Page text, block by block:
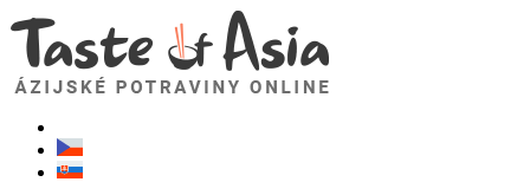
TasteOfAsia.sk
Neváhajte sa opýtať. Som tu pre vás!